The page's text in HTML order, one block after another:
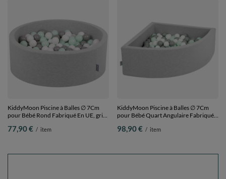
KiddyMoon Piscine à Balles ∅ 7Cm
pour Bébé Rond Fabriqué En UE, gris
Balles
77,90 € / item
KiddyMoon Piscine à Balles ∅ 7Cm
pour Bébé Quart Angulaire Fabriqué
90x30cm/300 Balles
98,90 € / item